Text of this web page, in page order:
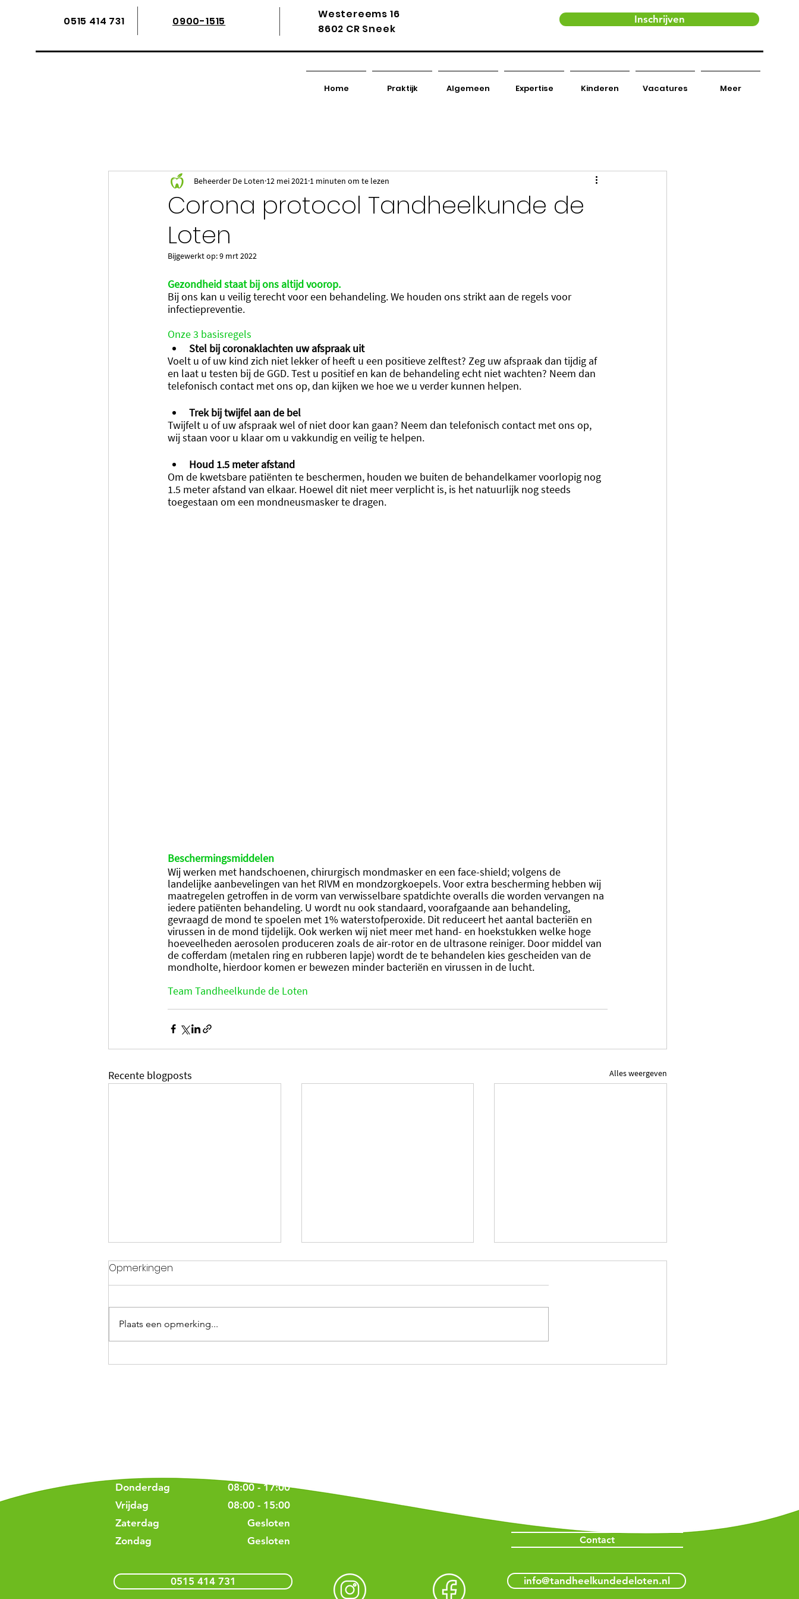
0515 414 731 0900-1515
Westereems 16
8602 CR Sneek
Inschrijven
Home Praktijk Algemeen Expertise Kinderen Vacatures Meer
Corona protocol Tandheelkunde de
Loten
Beheerder De Loten 12 mei 2021 1 minuten om te lezen
Bijgewerkt op:9 mrt 2022
Gezondheid staat bij ons altijd voorop.
Bij ons kan u veilig terecht voor een behandeling. We houden ons strikt aan de regels voor
infectiepreventie.
Onze 3 basisregels
Stel bij coronaklachten uw afspraak uit
Voelt u of uw kind zich niet lekker of heeft u een positieve zelftest? Zeg uw afspraak dan tijdig af
en laat u testen bij de GGD. Test u positief en kan de behandeling echt niet wachten? Neem dan
telefonisch contact met ons op, dan kijken we hoe we u verder kunnen helpen.
Trek bij twijfel aan de bel
Twijfelt u of uw afspraak wel of niet door kan gaan? Neem dan telefonisch contact met ons op,
wij staan voor u klaar om u vakkundig en veilig te helpen.
Houd 1.5 meter afstand
Om de kwetsbare patiënten te beschermen, houden we buiten de behandelkamer voorlopig nog
1.5 meter afstand van elkaar. Hoewel dit niet meer verplicht is, is het natuurlijk nog steeds
toegestaan om een mondneusmasker te dragen.
Beschermingsmiddelen
Wij werken met handschoenen, chirurgisch mondmasker en een face-shield; volgens de
landelijke aanbevelingen van het RIVM en mondzorgkoepels. Voor extra bescherming hebben wij
maatregelen getroffen in de vorm van verwisselbare spatdichte overalls die worden vervangen na
iedere patiënten behandeling. U wordt nu ook standaard, voorafgaande aan behandeling,
gevraagd de mond te spoelen met 1% waterstofperoxide. Dit reduceert het aantal bacteriën en
virussen in de mond tijdelijk. Ook werken wij niet meer met hand- en hoekstukken welke hoge
hoeveelheden aerosolen produceren zoals de air-rotor en de ultrasone reiniger. Door middel van
de cofferdam (metalen ring en rubberen lapje) wordt de te behandelen kies gescheiden van de
mondholte, hierdoor komen er bewezen minder bacteriën en virussen in de lucht.
Team Tandheelkunde de Loten
Recente blogposts Alles weergeven
Nepmails en phishing
Gezond tandvlees,
Vergoeding orthodontie
Opmerkingen
Plaats een opmerking...
Donderdag
Vrijdag
Zaterdag
Zondag
08:00 - 17:00
08:00 - 15:00
Gesloten
Gesloten
Contact
0515 414 731 info@tandheelkundedeloten.nl